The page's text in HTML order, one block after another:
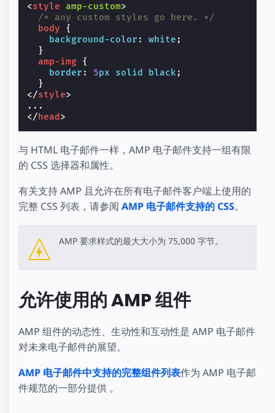
<style amp-custom>
/* any custom styles go here. */
body
{
background-color : white ;
}
amp-img
{
border : 5px solid black ;
}
</style>
</ head >
与 HTML 电子邮件一样，AMP 电子邮件支持一组有限
的 CSS 选择器和属性。
有关支持 AMP 且允许在所有电子邮件客户端上使用的
完整 CSS 列表，请参阅 AMP 电子邮件支持的 CSS。
AMP 要求样式的最大大小为 75,000 字节。
允许使用的 AMP 组件
AMP 组件的动态性、生动性和互动性是 AMP 电子邮件
对未来电子邮件的展望。
AMP 电子邮件中支持的完整组件列表作为 AMP 电子邮
件规范的一部分提供 。